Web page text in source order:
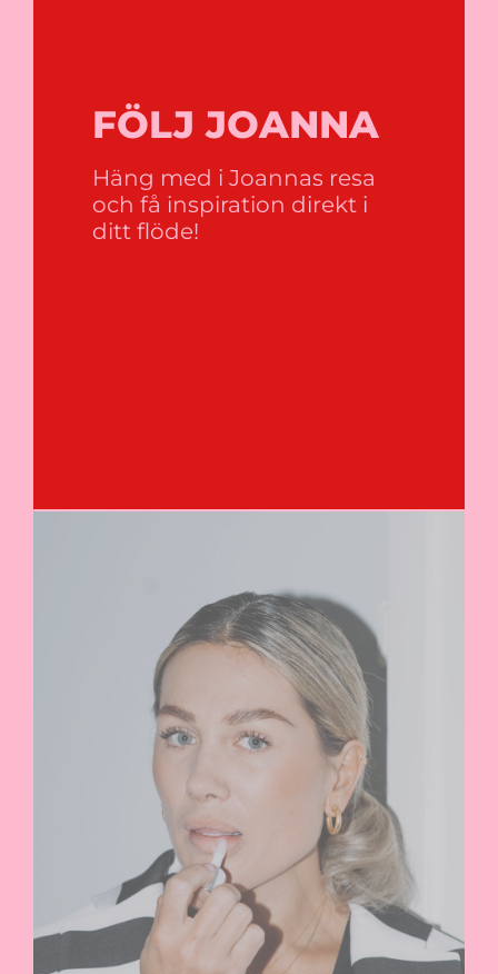
FÖLJ JOANNA
Häng med i Joannas resa
och få inspiration direkt i
ditt flöde!